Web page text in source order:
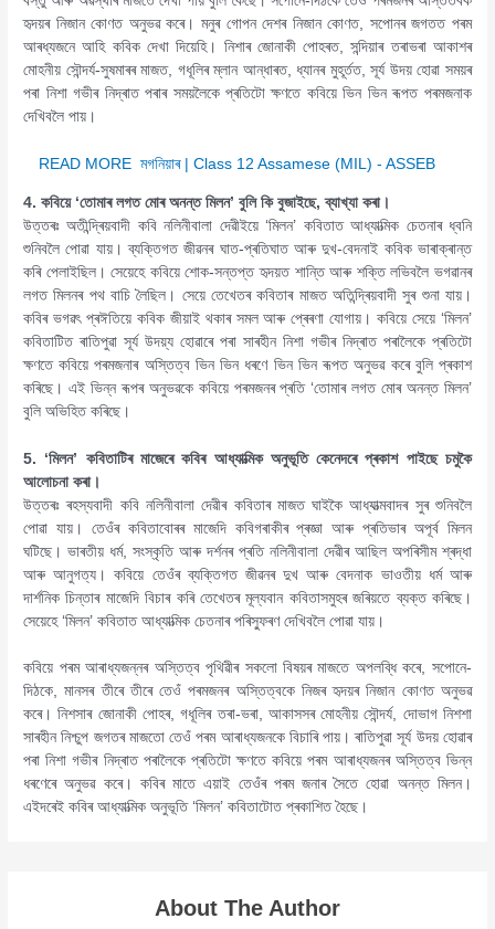
হৃদয়ৰ নিজান কোণত অনুভৱ কৰে। মনুৰ গোপন দেশৰ নিজান কোণত, সপোনৰ জগতত পৰম
আৰধ্যজনে আহি কবিক দেখা দিয়েহি। নিশাৰ জোনাকী পোহৰত, সন্দিয়াৰ তৰাভৰা আকাশৰ
মোহনীয় সৌন্দৰ্য-সুষমাৰৰ মাজত, গধূলিৰ ম্লান আন্ধাৰত, ধ্যানৰ মুহূৰ্তত, সূৰ্য উদয় হোৱা সময়ৰ
পৰা নিশা গভীৰ নিদ্ৰাত পৰাৰ সময়লৈকে প্ৰতিটো ক্ষণতে কবিয়ে ভিন ভিন ৰূপত পৰমজনাক
দেখিবলৈ পায়।
READ MORE মগনিয়াৰ | Class 12 Assamese (MIL) - ASSEB
4. কবিয়ে ‘তোমাৰ লগত মোৰ অনন্ত মিলন’ বুলি কি বুজাইছে, ব্যাখ্যা কৰা।
উত্তৰঃ অতীন্দ্ৰিয়বাদী কবি নলিনীবালা দেৱীইয়ে ‘মিলন’ কবিতাত আধ্যাত্মিক চেতনাৰ ধ্বনি
শুনিবলৈ পোৱা যায়। ব্যক্তিগত জীৱনৰ ঘাত-প্ৰতিঘাত আৰু দুখ-বেদনাই কবিক ভাৰাক্ৰান্ত
কৰি পেলাইছিল। সেয়েহে কবিয়ে শোক-সন্তপ্ত হৃদয়ত শান্তি আৰু শক্তি লভিবলৈ ভগৱানৰ
লগত মিলনৰ পথ বাচি লৈছিল। সেয়ে তেখেতৰ কবিতাৰ মাজত অতিন্দ্ৰিয়বাদী সুৰ শুনা যায়।
কবিৰ ভগৱৎ প্ৰঈতিয়ে কবিক জীয়াই থকাৰ সমল আৰু প্ৰেৰণা যোগায়। কবিয়ে সেয়ে ‘মিলন’
কবিতাটিত ৰাতিপুৱা সূৰ্য উদয়্য হোৱাৰে পৰা সাৰহীন নিশা গভীৰ নিদ্ৰাত পৰালৈকে প্ৰতিটো
ক্ষণতে কবিয়ে পৰমজনাৰ অস্তিত্ব ভিন ভিন ধৰণে ভিন ভিন ৰূপত অনুভৱ কৰে বুলি প্ৰকাশ
কৰিছে। এই ভিন্ন ৰূপৰ অনুভৱকে কবিয়ে পৰমজনৰ প্ৰতি ‘তোমাৰ লগত মোৰ অনন্ত মিলন’
বুলি অভিহিত কৰিছে।
5. ‘মিলন’ কবিতাটিৰ মাজেৰে কবিৰ আধ্যাত্মিক অনুভূতি কেনেদৰে প্ৰকাশ পাইছে চমুকৈ
আলোচনা কৰা।
উত্তৰঃ ৰহস্যবাদী কবি নলিনীবালা দেৱীৰ কবিতাৰ মাজত ঘাইকৈ আধ্যাত্মবাদৰ সুৰ শুনিবলৈ
পোৱা যায়। তেওঁৰ কবিতাবোৰৰ মাজেদি কবিগৰাকীৰ প্ৰজ্ঞা আৰু প্ৰতিভাৰ অপূৰ্ব মিলন
ঘটিছে। ভাৰতীয় ধৰ্ম, সংস্কৃতি আৰু দৰ্শনৰ প্ৰতি নলিনীবালা দেৱীৰ আছিল অপৰিসীম শ্ৰদ্ধা
আৰু আনুগত্য। কবিয়ে তেওঁৰ ব্যক্তিগত জীৱনৰ দুখ আৰু বেদনাক ভাওতীয় ধৰ্ম আৰু
দাৰ্শনিক চিন্তাৰ মাজেদি বিচাৰ কৰি তেখেতৰ মূল্যবান কবিতাসমুহৰ জৰিয়তে ব্যক্ত কৰিছে।
সেয়েহে ‘মিলন’ কবিতাত আধ্যাত্মিক চেতনাৰ পৰিস্ফুৰণ দেখিবলৈ পোৱা যায়।
কবিয়ে পৰম আৰাধ্যজন্নৰ অস্তিত্ব পৃথিৱীৰ সকলো বিষয়ৰ মাজতে অপলব্ধি কৰে, সপোনে-
দিঠকে, মানসৰ তীৰে তীৰে তেওঁ পৰমজনৰ অস্তিত্বকে নিজৰ হৃদয়ৰ নিজান কোণত অনুভৱ
কৰে। নিশসাৰ জোনাকী পোহৰ, গধূলিৰ তৰা-ভৰা, আকাসসৰ মোহনীয় সৌন্দৰ্য, দোভাগ নিশশা
সাৰহীন নিশ্চুপ জগতৰ মাজতো তেওঁ পৰম আৰাধ্যজনকে বিচাৰি পায়। ৰাতিপুৱা সূৰ্য উদয় হোৱাৰ
পৰা নিশা গভীৰ নিদ্ৰাত পৰালৈকে প্ৰতিটো ক্ষণতে কবিয়ে পৰম আৰাধ্যজনৰ অস্তিত্ব ভিন্ন
ধৰণেৰে অনুভৱ কৰে। কবিৰ মাতে এয়াই তেওঁৰ পৰম জনাৰ সৈতে হোৱা অনন্ত মিলন।
এইদৰেই কবিৰ আধ্যাত্মিক অনুভূতি ‘মিলন’ কবিতাটোত প্ৰকাশিত হৈছে।
About The Author